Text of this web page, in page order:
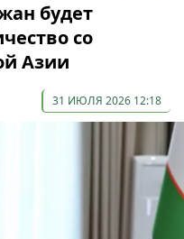
будет
со
Азии
31 ИЮЛЯ 2026 12:18